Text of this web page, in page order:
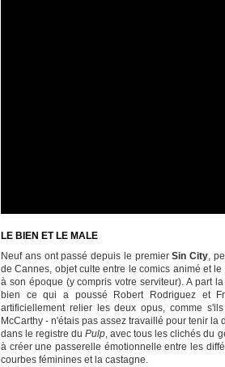
LE BIEN ET LE MALE
Neuf ans ont passé depuis le premierSin City,
de Cannes, objet culte entre le comics animé et
à son époque (y compris votre serviteur). A part
bien ce qui a poussé Robert Rodriguez et
artificiellement relier les deux opus, comme
McCarthy - n'étais pas assez travaillé pour tenir
dans le registre duPulp, avec tous les clichés du
à créer une passerelle émotionnelle entre les
courbes féminines et la castagne.